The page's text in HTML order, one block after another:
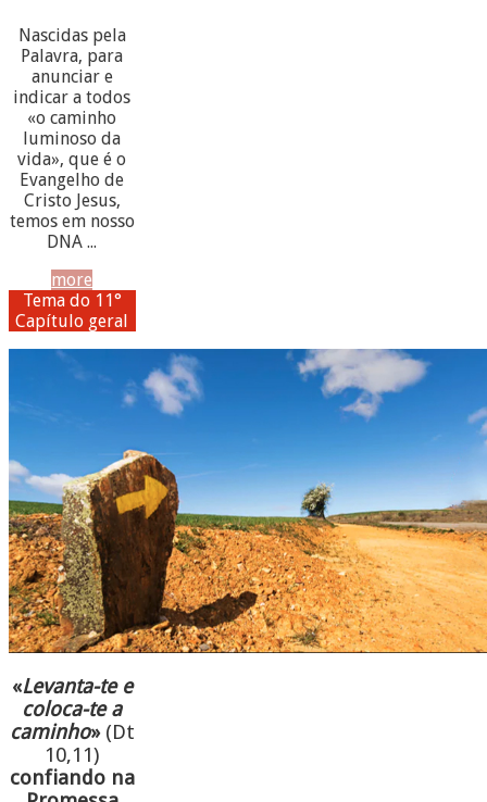
Nascidas pela
Palavra, para
anunciar e
indicar a todos
«o caminho
luminoso da
vida», que é o
Evangelho de
Cristo Jesus,
temos em nosso
DNA ...
more
Tema do 11°
Capítulo geral
«Levanta-te e
coloca-te a
caminho»(Dt
10,11)
confiando na